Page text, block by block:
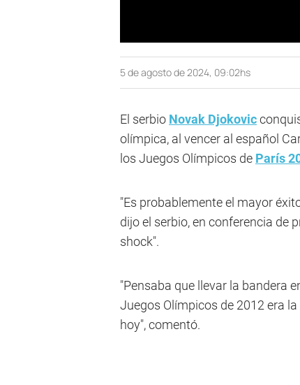
5 de agosto de 2024, 09:02hs
El serbio Novak Djokovic
olímpica, al vencer al español
los Juegos Olímpicos de París
"Es probablemente el mayor
dijo el serbio, en conferencia de
shock".
"Pensaba que llevar la bandera
Juegos Olímpicos de 2012 era
hoy", comentó.